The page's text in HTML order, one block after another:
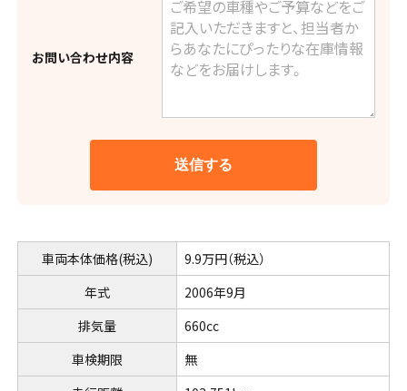
お問い合わせ内容
車両本体価格(税込)
9.9万円（税込）
年式
2006年9月
排気量
660cc
車検期限
無